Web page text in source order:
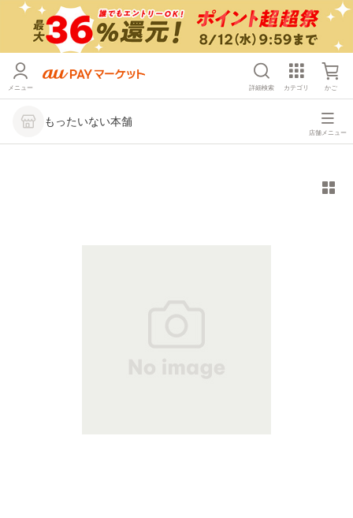
メニュー 詳細検索 カテゴリ かご
もったいない本舗
店舗メニュー